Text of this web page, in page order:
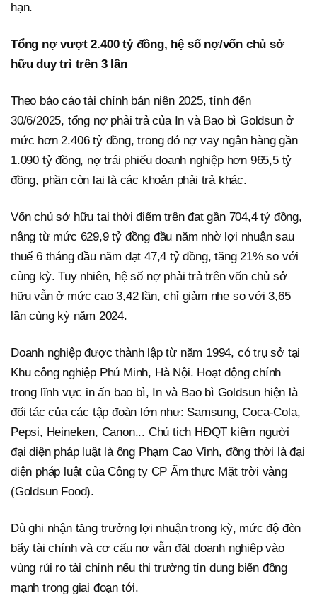
hạn.
Tổng nợ vượt 2.400 tỷ đồng, hệ số nợ/vốn chủ sở
hữu duy trì trên 3 lần
Theo báo cáo tài chính bán niên 2025, tính đến
30/6/2025, tổng nợ phải trả của In và Bao bì Goldsun ở
mức hơn 2.406 tỷ đồng, trong đó nợ vay ngân hàng gần
1.090 tỷ đồng, nợ trái phiếu doanh nghiệp hơn 965,5 tỷ
đồng, phần còn lại là các khoản phải trả khác.
Vốn chủ sở hữu tại thời điểm trên đạt gần 704,4 tỷ đồng,
nâng từ mức 629,9 tỷ đồng đầu năm nhờ lợi nhuận sau
thuế 6 tháng đầu năm đạt 47,4 tỷ đồng, tăng 21% so với
cùng kỳ. Tuy nhiên, hệ số nợ phải trả trên vốn chủ sở
hữu vẫn ở mức cao 3,42 lần, chỉ giảm nhẹ so với 3,65
lần cùng kỳ năm 2024.
Doanh nghiệp được thành lập từ năm 1994, có trụ sở tại
Khu công nghiệp Phú Minh, Hà Nội. Hoạt động chính
trong lĩnh vực in ấn bao bì, In và Bao bì Goldsun hiện là
đối tác của các tập đoàn lớn như: Samsung, Coca-Cola,
Pepsi, Heineken, Canon... Chủ tịch HĐQT kiêm người
đại diện pháp luật là ông Phạm Cao Vinh, đồng thời là đại
diện pháp luật của Công ty CP Ẩm thực Mặt trời vàng
(Goldsun Food).
Dù ghi nhận tăng trưởng lợi nhuận trong kỳ, mức độ đòn
bẩy tài chính và cơ cấu nợ vẫn đặt doanh nghiệp vào
vùng rủi ro tài chính nếu thị trường tín dụng biến động
mạnh trong giai đoạn tới.